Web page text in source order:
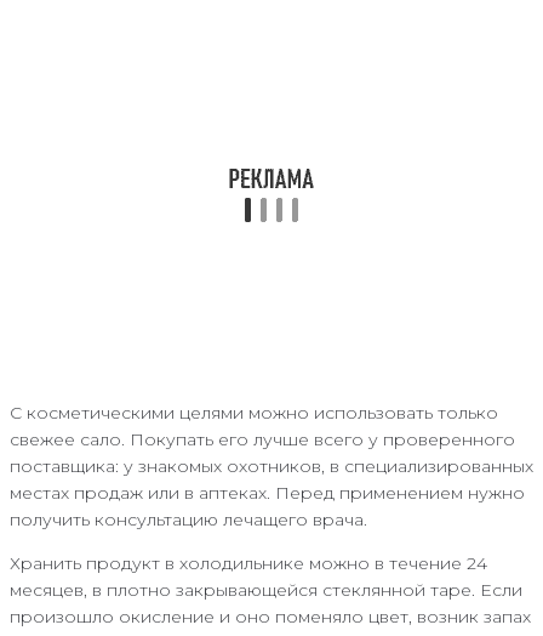
С косметическими целями можно использовать только
свежее сало. Покупать его лучше всего у проверенного
поставщика: у знакомых охотников, в специализированных
местах продаж или в аптеках. Перед применением нужно
получить консультацию лечащего врача.
Хранить продукт в холодильнике можно в течение 24
месяцев, в плотно закрывающейся стеклянной таре. Если
произошло окисление и оно поменяло цвет, возник запах